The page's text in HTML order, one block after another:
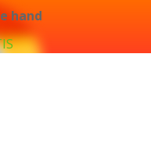
hand